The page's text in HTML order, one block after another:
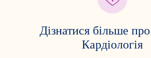
Дізнатися більше
Кардіологія